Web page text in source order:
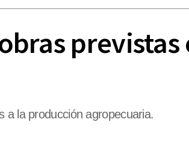
previstas
a la producción agropecuaria.